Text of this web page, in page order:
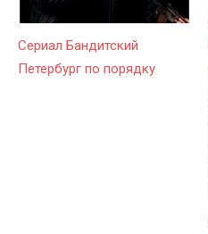
Сериал Бандитский
Петербург по порядку